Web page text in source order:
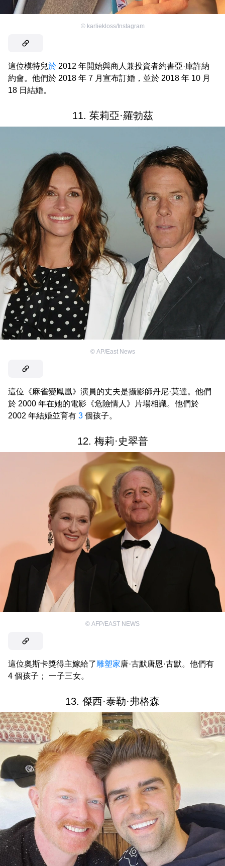
© karliekloss/Instagram
這位模特兒於 2012 年開始與商人兼投資者約書亞·庫許納
約會。他們於 2018 年 7 月宣布訂婚，並於 2018 年 10 月
18 日結婚。
11. 茱莉亞·羅勃茲
© AP/East News
這位《麻雀變鳳凰》演員的丈夫是攝影師丹尼·莫達。他們
於 2000 年在她的電影《危險情人》片場相識。他們於
2002 年結婚並育有 3 個孩子。
12. 梅莉·史翠普
© AFP/EAST NEWS
這位奧斯卡獎得主嫁給了 雕塑家唐·古默唐恩·古默。他們有
4 個孩子； 一子三女。
13. 傑西·泰勒·弗格森